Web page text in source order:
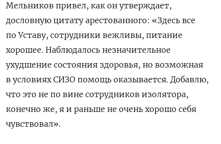
Мельников привел, как он утверждает,
дословную цитату арестованного: «Здесь все
по Уставу, сотрудники вежливы, питание
хорошее. Наблюдалось незначительное
ухудшение состояния здоровья, но возможная
в условиях СИЗО помощь оказывается. Добавлю,
что это не по вине сотрудников изолятора,
конечно же, я и раньше не очень хорошо себя
чувствовал».